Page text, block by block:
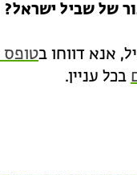
של שביל ישראל?
אנא דווחו בטופס
בכל עניין.